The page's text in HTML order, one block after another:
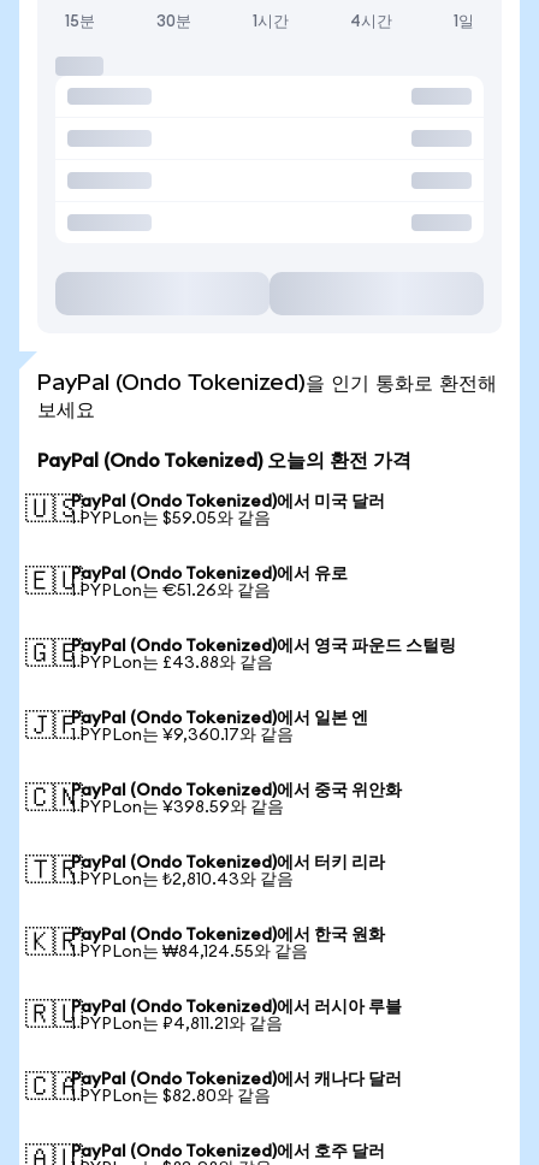
15분 30분 1시간 4시간 1일
PayPal (Ondo Tokenized)을 인기 통화로 환전해
보세요
PayPal (Ondo Tokenized) 오늘의 환전 가격
🇺🇸PayPal (Ondo Tokenized)에서 미국 달러
1 PYPLon는 $59.05와 같음
🇪🇺PayPal (Ondo Tokenized)에서 유로
1 PYPLon는 €51.26와 같음
🇬🇧PayPal (Ondo Tokenized)에서 영국 파운드 스털링
1 PYPLon는 £43.88와 같음
🇯🇵PayPal (Ondo Tokenized)에서 일본 엔
1 PYPLon는 ¥9,360.17와 같음
🇨🇳PayPal (Ondo Tokenized)에서 중국 위안화
1 PYPLon는 ¥398.59와 같음
🇹🇷PayPal (Ondo Tokenized)에서 터키 리라
1 PYPLon는 ₺2,810.43와 같음
🇰🇷PayPal (Ondo Tokenized)에서 한국 원화
1 PYPLon는 ₩84,124.55와 같음
🇷🇺PayPal (Ondo Tokenized)에서 러시아 루블
1 PYPLon는 ₽4,811.21와 같음
🇨🇦PayPal (Ondo Tokenized)에서 캐나다 달러
1 PYPLon는 $82.80와 같음
PayPal (Ondo Tokenized)에서 호주 달러